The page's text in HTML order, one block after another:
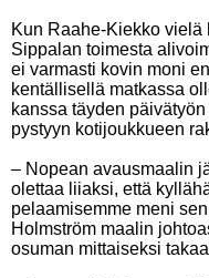
Kun Raahe-Kiekko
Sippalan toimesta
ei varmasti kovin moni
kentällisellä matkassa
kanssa täyden
pystyyn kotijoukkueen
– Nopean avausmaalin
olettaa liiaksi, että
pelaamisemme meni
Holmström maalin
osuman mittaiseksi